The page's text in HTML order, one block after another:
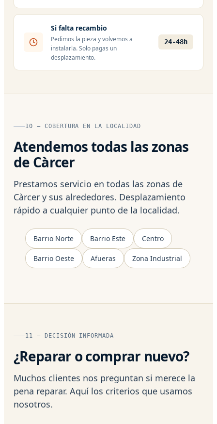
Si falta recambio
Pedimos la pieza y volvemos a
instalarla. Solo pagas un
desplazamiento.
24-48h
10 — COBERTURA EN LA LOCALIDAD
Atendemos todas las zonas
de Càrcer
Prestamos servicio en todas las zonas de
Càrcer y sus alrededores. Desplazamiento
rápido a cualquier punto de la localidad.
Barrio Norte Barrio Este Centro
Barrio Oeste Afueras Zona Industrial
11 — DECISIÓN INFORMADA
¿Reparar o comprar nuevo?
Muchos clientes nos preguntan si merece la
pena reparar. Aquí los criterios que usamos
nosotros.